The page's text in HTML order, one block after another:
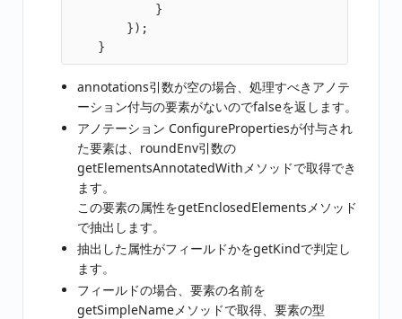
}
});
}
annotations引数が空の場合、処理すべきアノテ
ーション付与の要素がないのでfalseを返します。
アノテーション ConfigurePropertiesが付与され
た要素は、roundEnv引数の
getElementsAnnotatedWithメソッドで取得でき
ます。
この要素の属性をgetEnclosedElementsメソッド
で抽出します。
抽出した属性がフィールドかをgetKindで判定し
ます。
フィールドの場合、要素の名前を
getSimpleNameメソッドで取得、要素の型